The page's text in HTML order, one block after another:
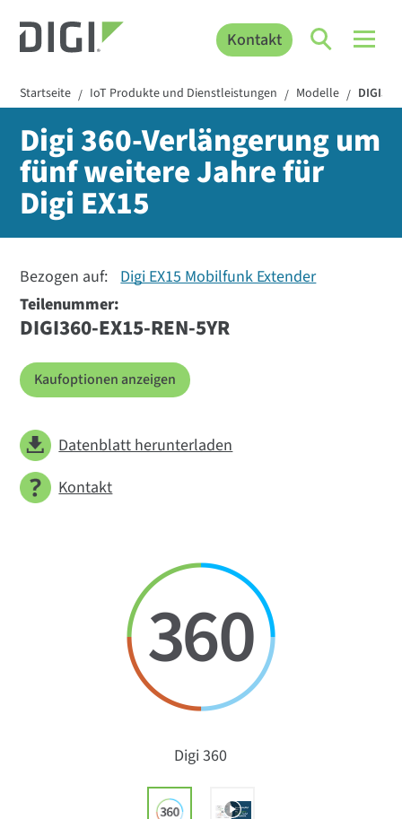
Kontakt
Startseite / IoT Produkte und Dienstleistungen / Modelle /
Digi 360-Verlängerung um
fünf weitere Jahre für
Digi EX15
Bezogen auf: Digi EX15 Mobilfunk Extender
Digi 360
Teilenummer:
DIGI360-EX15-REN-5YR
Kaufoptionen anzeigen
Datenblatt herunterladen
Kontakt